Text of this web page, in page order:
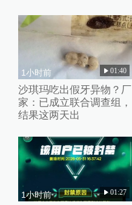
1小时前 01:40
沙琪玛吃出假牙异物？厂
家：已成立联合调查组，
结果这两天出
1小时前 01:27